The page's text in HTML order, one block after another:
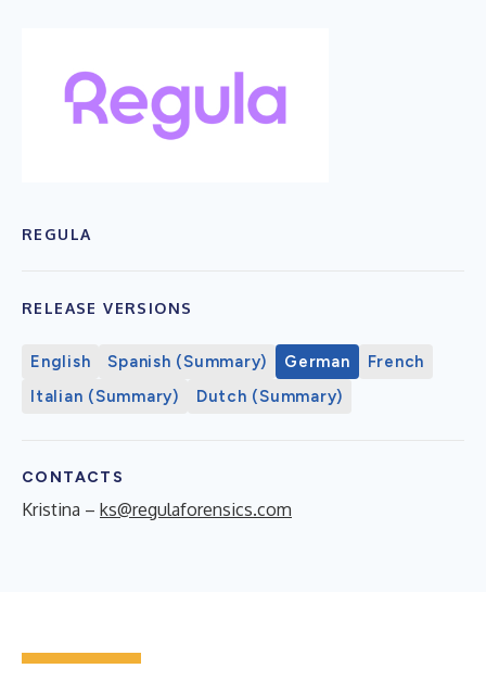
REGULA
RELEASE VERSIONS
English Spanish (Summary) German
French
Italian (Summary)
Dutch (Summary)
CONTACTS
Kristina – ks@regulaforensics.com